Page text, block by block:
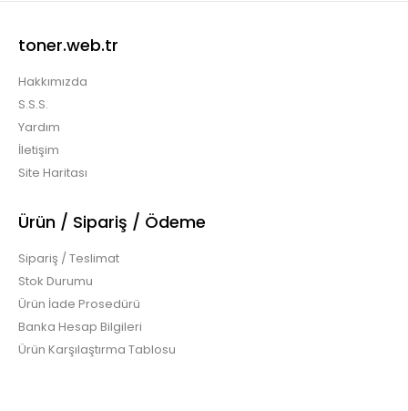
Ricoh X115 Muadil Toner Dolum Tozu (35-60 Kopya
toner.web.tr
Hakkımızda
S.S.S.
Yardım
İletişim
Site Haritası
Ürün / Sipariş / Ödeme
Sipariş / Teslimat
Stok Durumu
Ürün İade Prosedürü
Banka Hesap Bilgileri
Ürün Karşılaştırma Tablosu